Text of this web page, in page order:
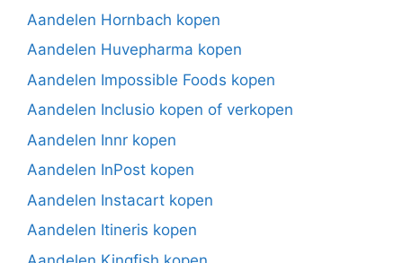
Aandelen Hornbach kopen
Aandelen Huvepharma kopen
Aandelen Impossible Foods kopen
Aandelen Inclusio kopen of verkopen
Aandelen Innr kopen
Aandelen InPost kopen
Aandelen Instacart kopen
Aandelen Itineris kopen